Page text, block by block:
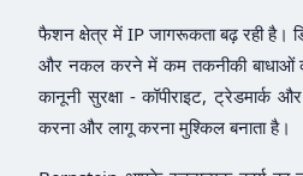
फैशन क्षेत्र में IP जागरूकता बढ़ रही है।
और नकल करने में कम तकनीकी बाधाओं
कानूनी सुरक्षा - कॉपीराइट, ट्रेडमार्क
करना और लागू करना मुश्किल बनाता है।